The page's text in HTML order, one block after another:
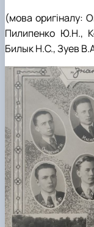
(мова оригіналу:
Пилипенко Ю.Н.,
Билык Н.С., Зуев